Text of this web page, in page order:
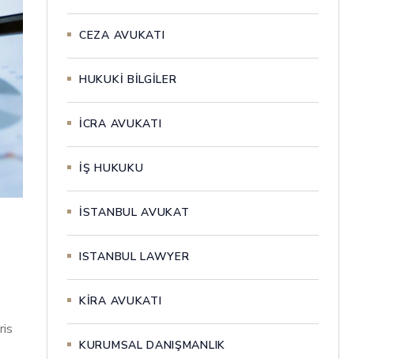
CEZA AVUKATI
HUKUKİ BİLGİLER
İCRA AVUKATI
İŞ HUKUKU
İSTANBUL AVUKAT
ISTANBUL LAWYER
KİRA AVUKATI
KURUMSAL DANIŞMANLIK